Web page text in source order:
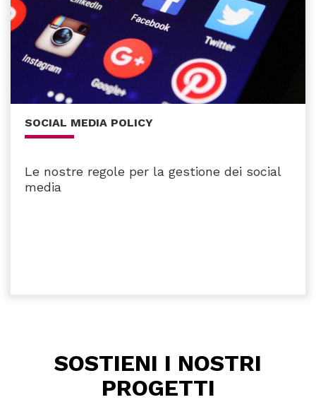
SOCIAL MEDIA POLICY
Le nostre regole per la gestione dei social
media
SOSTIENI I NOSTRI
PROGETTI